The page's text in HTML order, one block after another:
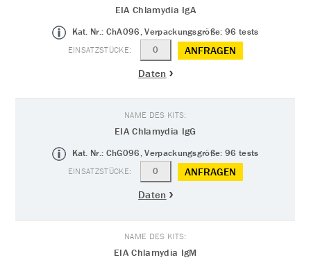
EIA Chlamydia IgA
Kat. Nr.: ChA096, Verpackungsgröße: 96 tests
ANFRAGEN
Daten
EIA Chlamydia IgG
Kat. Nr.: ChG096, Verpackungsgröße: 96 tests
ANFRAGEN
Daten
EIA Chlamydia IgM